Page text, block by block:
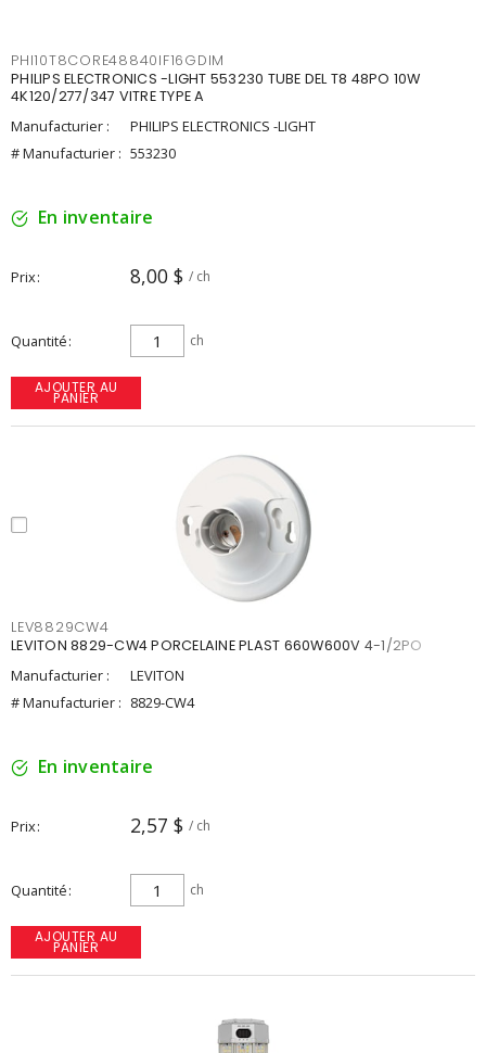
PHI10T8CORE48840IF16GDIM
PHILIPS ELECTRONICS -LIGHT 553230 TUBE DEL T8 48PO 10W
4K120/277/347 VITRE TYPE A
Manufacturier :
PHILIPS ELECTRONICS -LIGHT
# Manufacturier : 553230
En inventaire
Prix 8,00 $ / ch
Quantité ch
AJOUTER AU
PANIER
LEV8829CW4
LEVITON 8829-CW4 PORCELAINE PLAST 660W600V 4-1/2PO
Manufacturier :
LEVITON
# Manufacturier : 8829-CW4
En inventaire
Prix 2,57 $ / ch
Quantité ch
AJOUTER AU
PANIER